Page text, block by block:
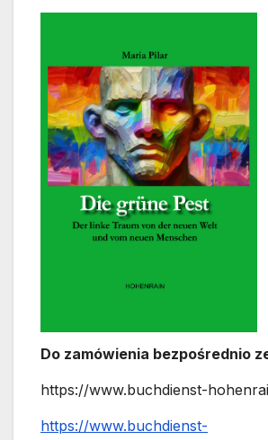
Do zamówienia bezpośrednio
https://www.buchdienst-
https://www.buchdienst-